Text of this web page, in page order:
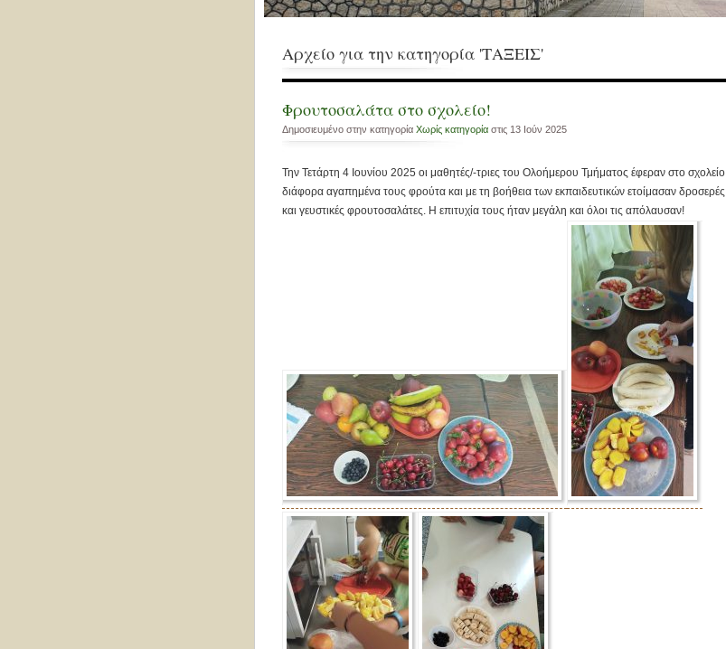
Αρχείο για την κατηγορία 'ΤΑΞΕΙΣ'
Φρουτοσαλάτα στο σχολείο!
Δημοσιευμένο στην κατηγορία Χωρίς κατηγορία στις 13 Ιούν 2025
Την Τετάρτη 4 Ιουνίου 2025 οι μαθητές/-τριες του Ολοήμερου Τμήματος έφεραν στο σχολείο
διάφορα αγαπημένα τους φρούτα και με τη βοήθεια των εκπαιδευτικών ετοίμασαν δροσερές
και γευστικές φρουτοσαλάτες. Η επιτυχία τους ήταν μεγάλη και όλοι τις απόλαυσαν!